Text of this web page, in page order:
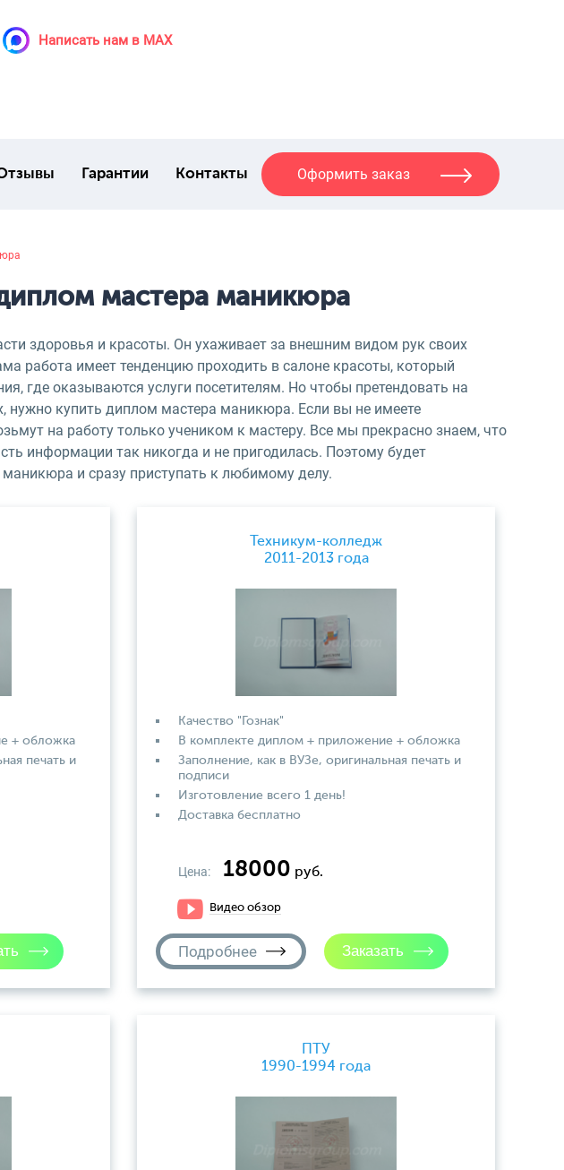
Написать нам в MAX
Гарантии Контакты Оформить заказ
мастера маникюра
здоровья и красоты. Он ухаживает за внешним видом рук своих
работа имеет тенденцию проходить в салоне красоты, который
где оказываются услуги посетителям. Но чтобы претендовать на
нужно купить диплом мастера маникюра. Если вы не имеете
на работу только учеником к мастеру. Все мы прекрасно знаем, что
информации так никогда и не пригодилась. Поэтому будет
маникюра и сразу приступать к любимому делу.
+ обложка
печать и
Техникум-колледж
2011-2013 года
Качество "Гознак"
В комплекте диплом + приложение + обложка
Заполнение, как в ВУЗе, оригинальная печать и
подписи
Изготовление всего 1 день!
Доставка бесплатно
Цена: 18000 руб.
Видео обзор
Подробнее
ПТУ
1990-1994 года